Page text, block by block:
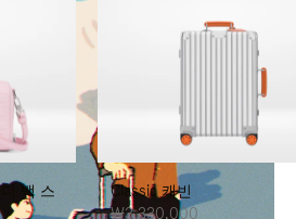
백 스
Classic 캐빈
₩3,330,000